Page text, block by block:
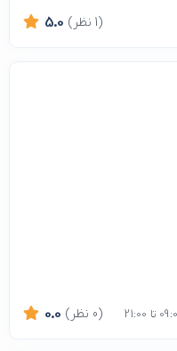
5.0 (1 نظر)
0.0 (0 نظر)